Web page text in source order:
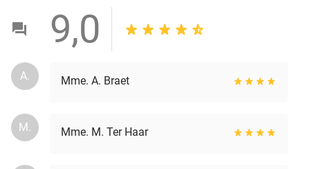
9,0
A. Mme. A. Braet
M. Mme. M. Ter Haar